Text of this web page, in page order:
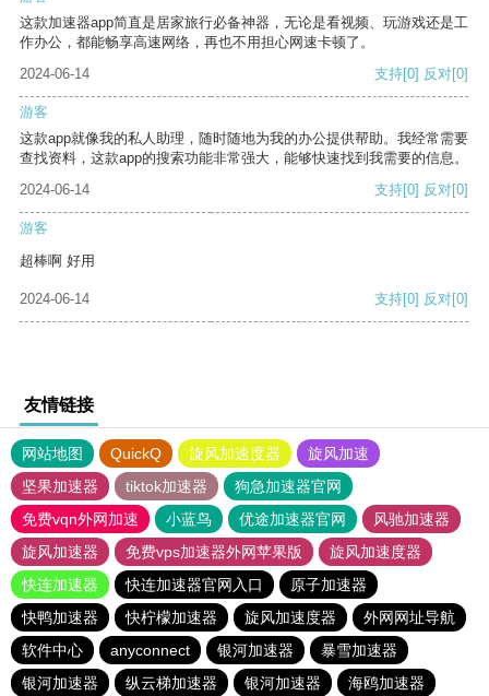
这款加速器app简直是居家旅行必备神器，无论是看视频、玩游戏还是工
作办公，都能畅享高速网络，再也不用担心网速卡顿了。
2024-06-14
支持[0] 反对[0]
游客
这款app就像我的私人助理，随时随地为我的办公提供帮助。我经常需要
查找资料，这款app的搜索功能非常强大，能够快速找到我需要的信息。
2024-06-14
支持[0] 反对[0]
游客
超棒啊 好用
2024-06-14 支持[0] 反对[0]
友情链接
网站地图 QuickQ 旋风加速度器
旋风加速
坚果加速器
tiktok加速器
狗急加速器官网
免费vqn外网加速
小蓝鸟 优途加速器官网
风驰加速器
旋风加速器
免费vps加速器外网苹果版
旋风加速度器
快连加速器
快连加速器官网入口
原子加速器
快鸭加速器
快柠檬加速器 旋风加速度器
外网网址导航
软件中心
anyconnect 银河加速器
暴雪加速器
银河加速器
纵云梯加速器 银河加速器 海鸥加速器